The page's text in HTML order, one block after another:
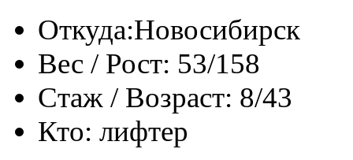
Откуда:Новосибирск
Вес / Рост: 53/158
Стаж / Возраст: 8/43
Кто: лифтер